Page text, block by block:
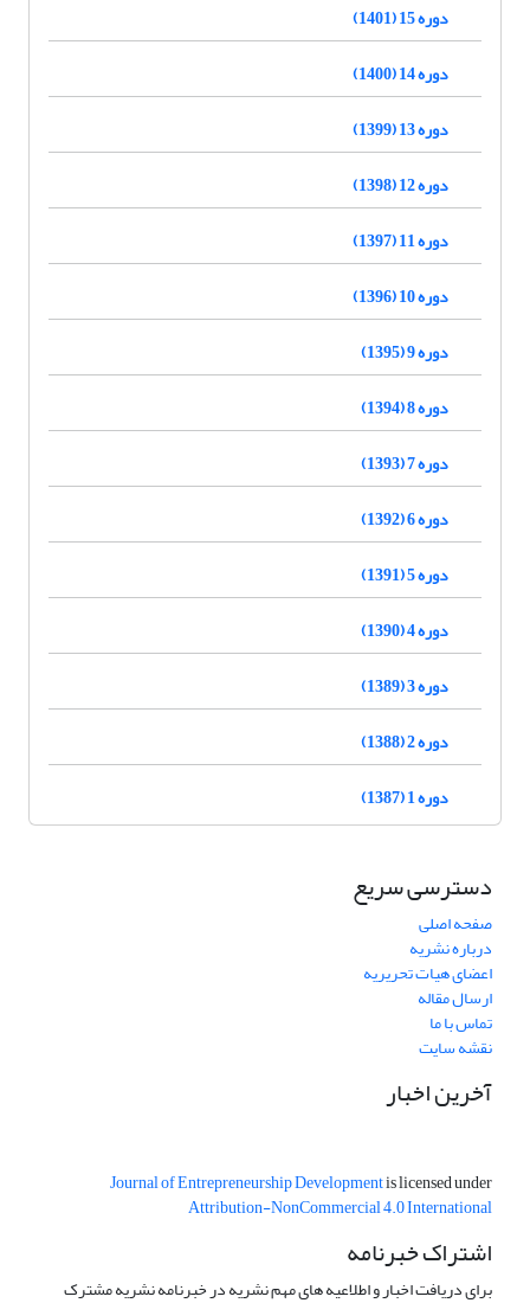
دوره 15 (1401)
دوره 14 (1400)
دوره 13 (1399)
دوره 12 (1398)
دوره 11 (1397)
دوره 10 (1396)
دوره 9 (1395)
دوره 8 (1394)
دوره 7 (1393)
دوره 6 (1392)
دوره 5 (1391)
دوره 4 (1390)
دوره 3 (1389)
دوره 2 (1388)
دوره 1 (1387)
دسترسی سریع
صفحه اصلی
درباره نشریه
اعضای هیات تحریریه
ارسال مقاله
تماس با ما
نقشه سایت
آخرین اخبار
Journal of Entrepreneurship Developmentis licensed under
Attribution-NonCommercial 4.0 International
اشتراک خبرنامه
برای دریافت اخبار و اطلاعیه های مهم نشریه در خبرنامه نشریه مشترک